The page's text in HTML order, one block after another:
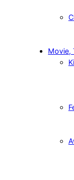
Movie,